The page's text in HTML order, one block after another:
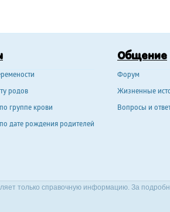
родов
группе крови
дате рождения родителей
Общение
Форум
Жизненные
Вопросы и
только справочную информацию. За